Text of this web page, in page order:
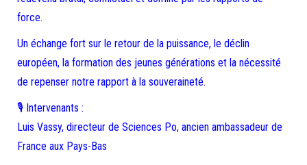
force.
Un échange fort sur le retour de la puissance, le déclin
européen, la formation des jeunes générations et la nécessité
de repenser notre rapport à la souveraineté.
🎙️ Intervenants :
Luis Vassy, directeur de Sciences Po, ancien ambassadeur de
France aux Pays-Bas